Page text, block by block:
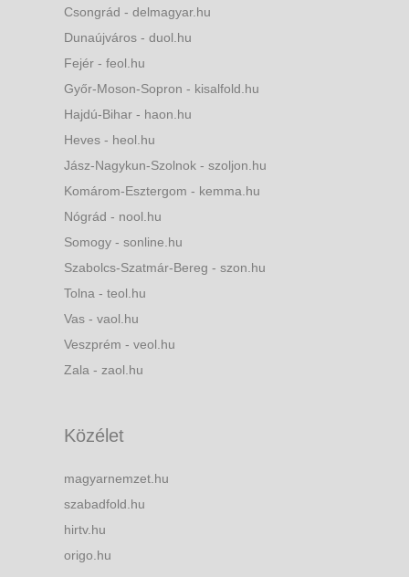
Csongrád - delmagyar.hu
Dunaújváros - duol.hu
Fejér - feol.hu
Győr-Moson-Sopron - kisalfold.hu
Hajdú-Bihar - haon.hu
Heves - heol.hu
Jász-Nagykun-Szolnok - szoljon.hu
Komárom-Esztergom - kemma.hu
Nógrád - nool.hu
Somogy - sonline.hu
Szabolcs-Szatmár-Bereg - szon.hu
Tolna - teol.hu
Vas - vaol.hu
Veszprém - veol.hu
Zala - zaol.hu
Közélet
magyarnemzet.hu
szabadfold.hu
hirtv.hu
origo.hu